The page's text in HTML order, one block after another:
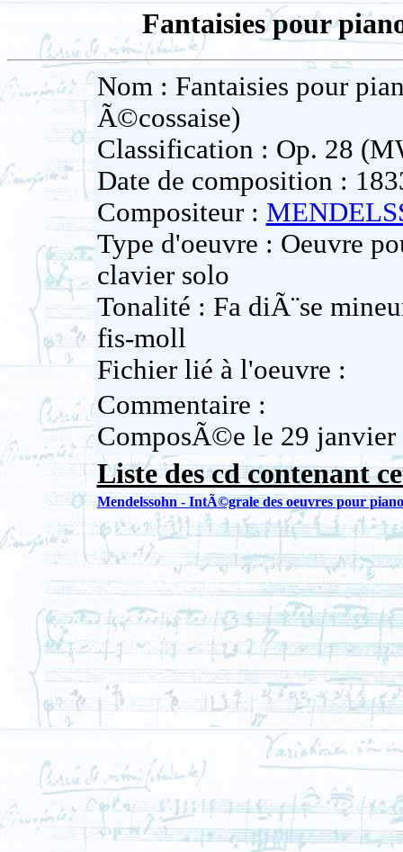
Fantaisies pour
Nom : Fantaisies pour
Ã©cossaise)
Classification : Op. 28
Date de composition :
Compositeur :
Type d'oeuvre : Oeuvre
clavier solo
Tonalité : Fa diÃ¨se
fis-moll
Fichier lié à l'oeuvre :
Commentaire :
ComposÃ©e le 29 janvier
Liste des cd contenant
Mendelssohn - IntÃ©grale des oeuvres pour